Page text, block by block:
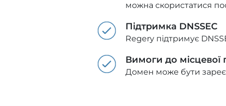
можна скористатися
Підтримка DNSSEC
Regery підтримує
Вимоги до місцевої
Домен може бути